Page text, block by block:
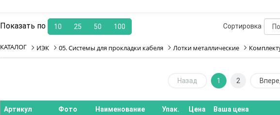
Показать по 10 25 50 100 Сортировка
КАТАЛОГ ИЭК 05. Системы для прокладки кабеля Лотки металлические
Назад 1 2
Артикул Фото Наименование Упак. Цена Ваша цена